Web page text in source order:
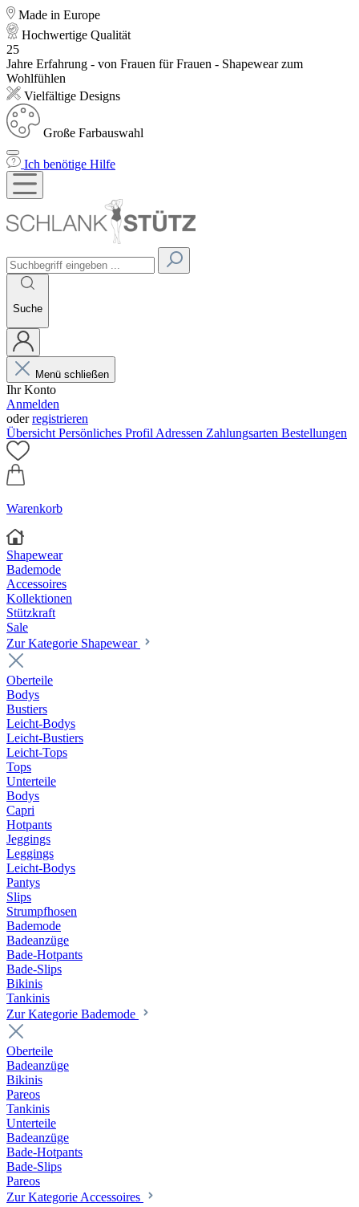
Made in Europe
Hochwertige Qualität
25
Jahre Erfahrung - von Frauen für Frauen - Shapewear zum
Wohlfühlen
Vielfältige Designs
Große Farbauswahl
Ich benötige Hilfe
Suche
Menü schließen
Ihr Konto
Anmelden
oderregistrieren
Übersicht Persönliches Profil Adressen Zahlungsarten Bestellungen
Warenkorb
Shapewear
Bademode
Accessoires
Kollektionen
Stützkraft
Sale
Zur Kategorie Shapewear
Oberteile
Bodys
Bustiers
Leicht-Bodys
Leicht-Bustiers
Leicht-Tops
Tops
Unterteile
Bodys
Capri
Hotpants
Jeggings
Leggings
Leicht-Bodys
Pantys
Slips
Strumpfhosen
Bademode
Badeanzüge
Bade-Hotpants
Bade-Slips
Bikinis
Tankinis
Zur Kategorie Bademode
Oberteile
Badeanzüge
Bikinis
Pareos
Tankinis
Unterteile
Badeanzüge
Bade-Hotpants
Bade-Slips
Pareos
Zur Kategorie Accessoires